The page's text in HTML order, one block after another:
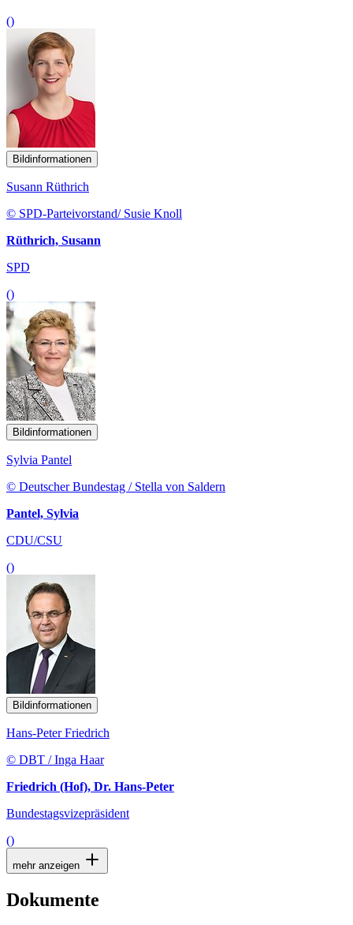
()
Bildinformationen
Susann Rüthrich
© SPD-Parteivorstand/ Susie Knoll
Rüthrich, Susann
SPD
()
Bildinformationen
Sylvia Pantel
© Deutscher Bundestag / Stella von Saldern
Pantel, Sylvia
CDU/CSU
()
Bildinformationen
Hans-Peter Friedrich
© DBT / Inga Haar
Friedrich (Hof), Dr. Hans-Peter
Bundestagsvizepräsident
()
mehr anzeigen
Dokumente